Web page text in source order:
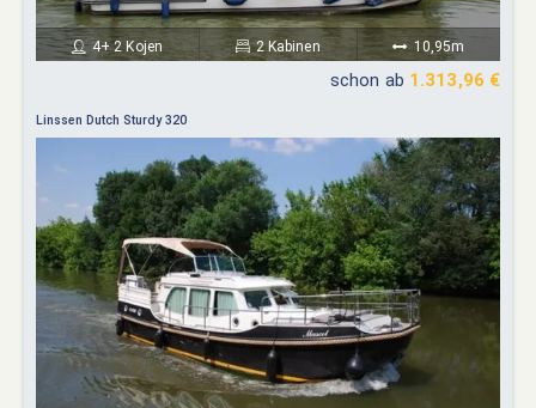
4+ 2 Kojen 2 Kabinen 10,95m
schon ab 1.313,96 €
Linssen Dutch Sturdy 320